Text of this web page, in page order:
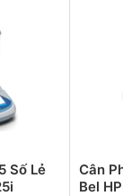
Số Lẻ
Cân
Bel